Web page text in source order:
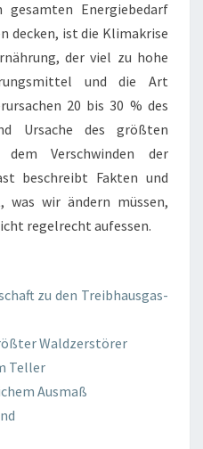
Energiebedarf
decken, ist die Klimakrise
der viel zu hohe
und die Art
20 bis 30 % des
Ursache des größten
dem Verschwinden der
beschreibt Fakten und
was wir ändern müssen,
regelrecht aufessen.
zu den Treibhausgas-
Waldzerstörer
Teller
Ausmaß